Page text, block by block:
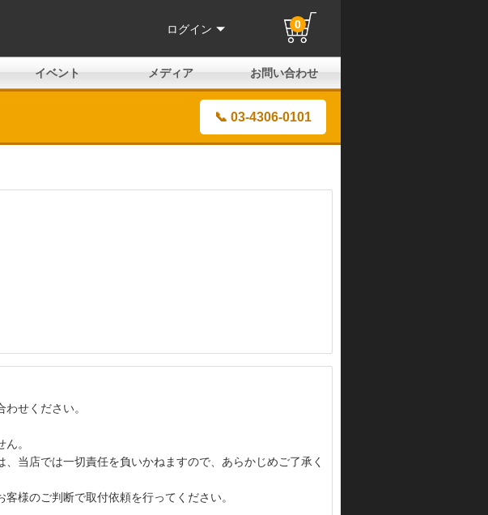
ログイン 0
イベント メディア お問い合わせ
📞 03-4306-0101
せください。
。
当店では一切責任を負いかねますので、あらかじめご了承く
様のご判断で取付依頼を行ってください。